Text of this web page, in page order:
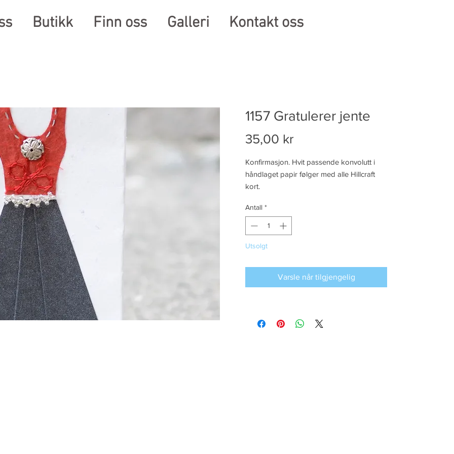
Butikk Finn oss Galleri Kontakt oss
1157 Gratulerer jente
35,00 kr
Konfirmasjon. Hvit passende konvolutt i
håndlaget papir følger med alle Hillcraft
kort.
Antall *
Utsolgt
Varsle når tilgjengelig